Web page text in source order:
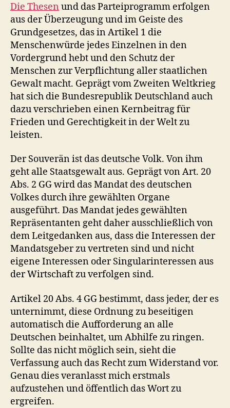
Die Thesen und das Parteiprogramm erfolgen
aus der Überzeugung und im Geiste des
Grundgesetzes, das in Artikel 1 die
Menschenwürde jedes Einzelnen in den
Vordergrund hebt und den Schutz der
Menschen zur Verpflichtung aller staatlichen
Gewalt macht. Geprägt vom Zweiten Weltkrieg
hat sich die Bundesrepublik Deutschland auch
dazu verschrieben einen Kernbeitrag für
Frieden und Gerechtigkeit in der Welt zu
leisten.
Der Souverän ist das deutsche Volk. Von ihm
geht alle Staatsgewalt aus. Geprägt von Art. 20
Abs. 2 GG wird das Mandat des deutschen
Volkes durch ihre gewählten Organe
ausgeführt. Das Mandat jedes gewählten
Repräsentanten geht daher ausschließlich von
dem Leitgedanken aus, dass die Interessen der
Mandatsgeber zu vertreten sind und nicht
eigene Interessen oder Singularinteressen aus
der Wirtschaft zu verfolgen sind.
Artikel 20 Abs. 4 GG bestimmt, dass jeder, der es
unternimmt, diese Ordnung zu beseitigen
automatisch die Aufforderung an alle
Deutschen beinhaltet, um Abhilfe zu ringen.
Sollte das nicht möglich sein, sieht die
Verfassung auch das Recht zum Widerstand vor.
Genau dies veranlasst mich erstmals
aufzustehen und öffentlich das Wort zu
ergreifen.